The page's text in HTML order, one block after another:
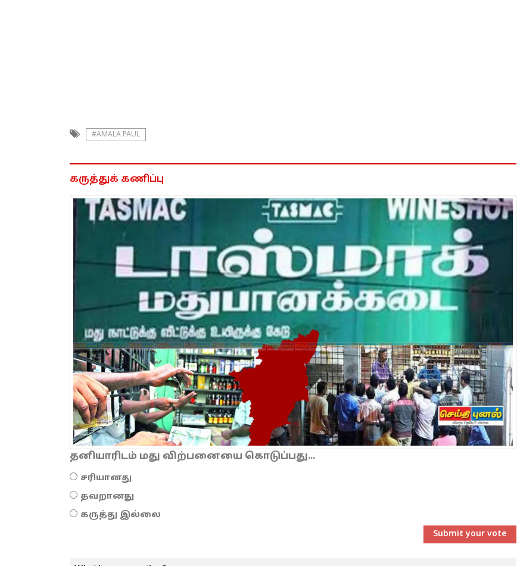
#AMALA PAUL
கருத்துக் கணிப்பு
தனியாரிடம் மது விற்பனையை கொடுப்பது...
சரியானது
தவறானது
கருத்து இல்லை
Submit your vote